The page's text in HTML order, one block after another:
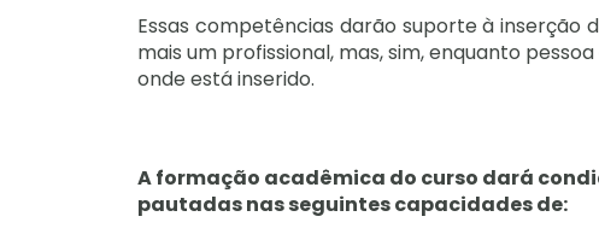
Essas competências darão suporte à inserção
mais um profissional, mas, sim, enquanto
onde está inserido.
A formação acadêmica do curso dará
pautadas nas seguintes capacidades de: